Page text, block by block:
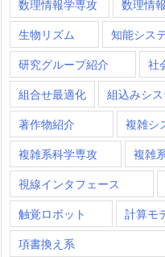
数理情報学専攻 数理情
生物リズム 知能シス
研究グループ紹介 社
組合せ最適化 組込みシ
著作物紹介 複雑シ
複雑系科学専攻 複雑
視線インタフェース
触覚ロボット 計算モ
項書換え系